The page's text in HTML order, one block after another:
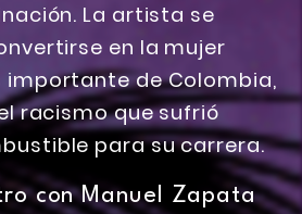
La artista se
en la mujer
importante de Colombia,
racismo que sufrió
para su carrera.
con Manuel Zapata